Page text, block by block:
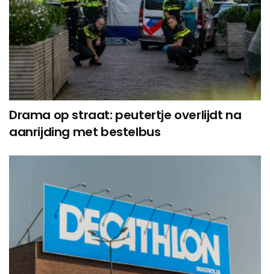
Drama op straat: peutertje overlijdt na
aanrijding met bestelbus